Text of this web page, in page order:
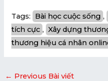
Tags: Bài học cuộc sống ,
tích cực , Xây dựng
thương hiệu cá nhân
← Previous Bài viết